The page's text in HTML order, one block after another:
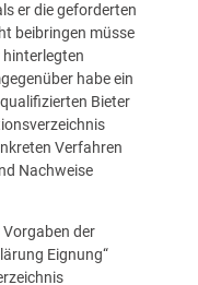
er die geforderten
beibringen müsse
hinterlegten
habe ein
Bieter
Verfahren
Nachweise
der
Eignung“